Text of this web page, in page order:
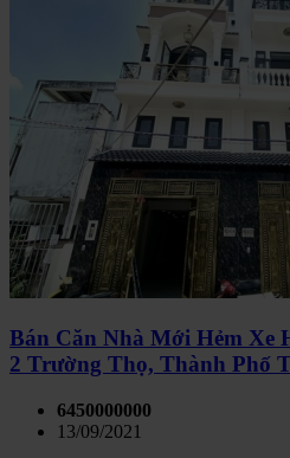
Bán Căn Nhà Mới Hẻm Xe
2 Trường Thọ, Thành Phố
6450000000
13/09/2021